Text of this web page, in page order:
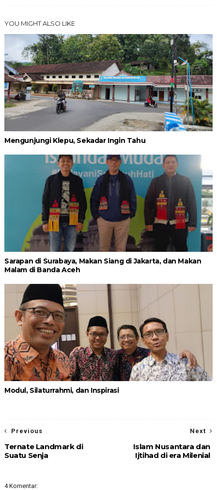
YOU MIGHT ALSO LIKE
Mengunjungi Klepu, Sekadar Ingin Tahu
Sarapan di Surabaya, Makan Siang di Jakarta, dan Makan
Malam di Banda Aceh
Modul, Silaturrahmi, dan Inspirasi
Next
Islam Nusantara dan
Ijtihad di era Milenial
Previous
Ternate Landmark di
Suatu Senja
4 Komentar: